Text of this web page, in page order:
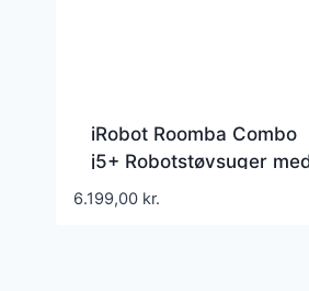
iRobot Roomba Combo
j5+ Robotstøvsuger
gulvmoppe
6.199,00 kr.